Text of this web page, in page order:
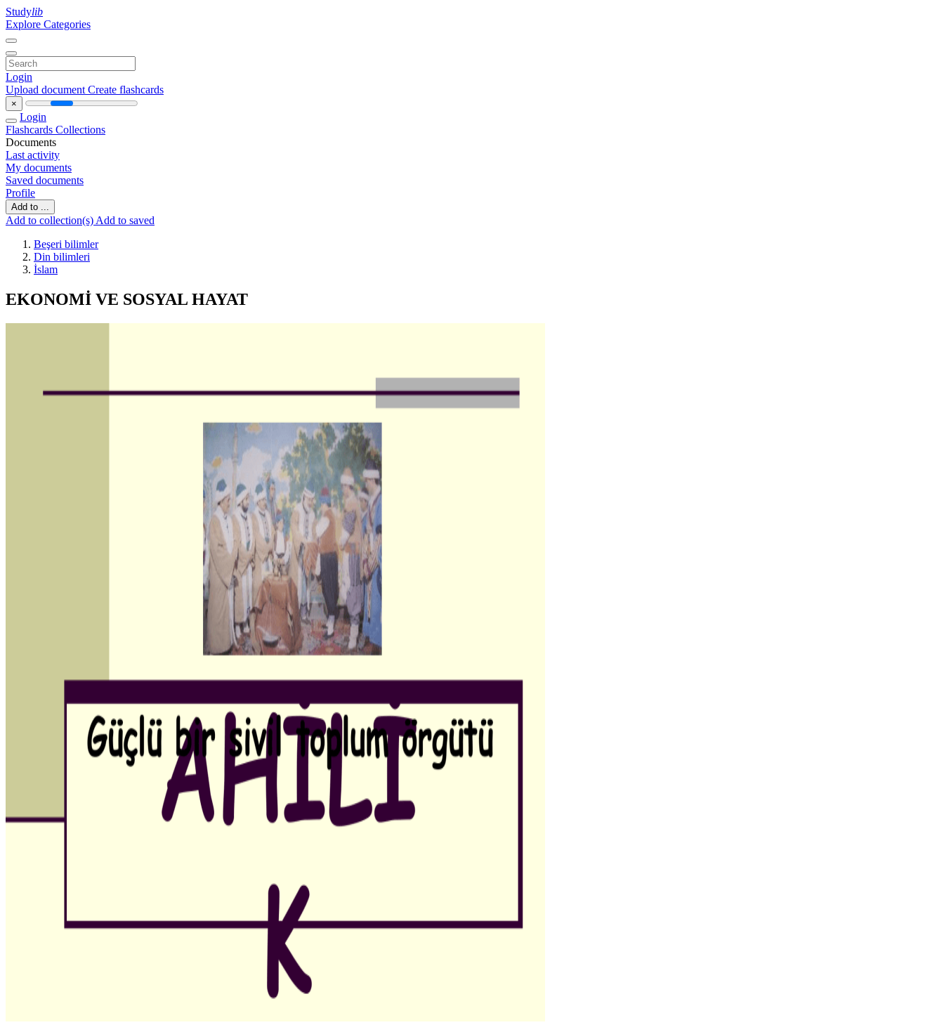
Studylib
Explore Categories
Login
Upload document Create flashcards
×
Login
Flashcards Collections
Documents
Last activity
My documents
Saved documents
Profile
Add to ...
Add to collection(s) Add to saved
Beşeri bilimler
Din bilimleri
İslam
EKONOMİ VE SOSYAL HAYAT